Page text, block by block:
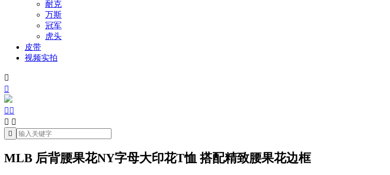
耐克
万斯
冠军
虎头
皮带
视频实拍


 
 

MLB 后背腰果花NY字母大印花T恤 搭配精致腰果花边框